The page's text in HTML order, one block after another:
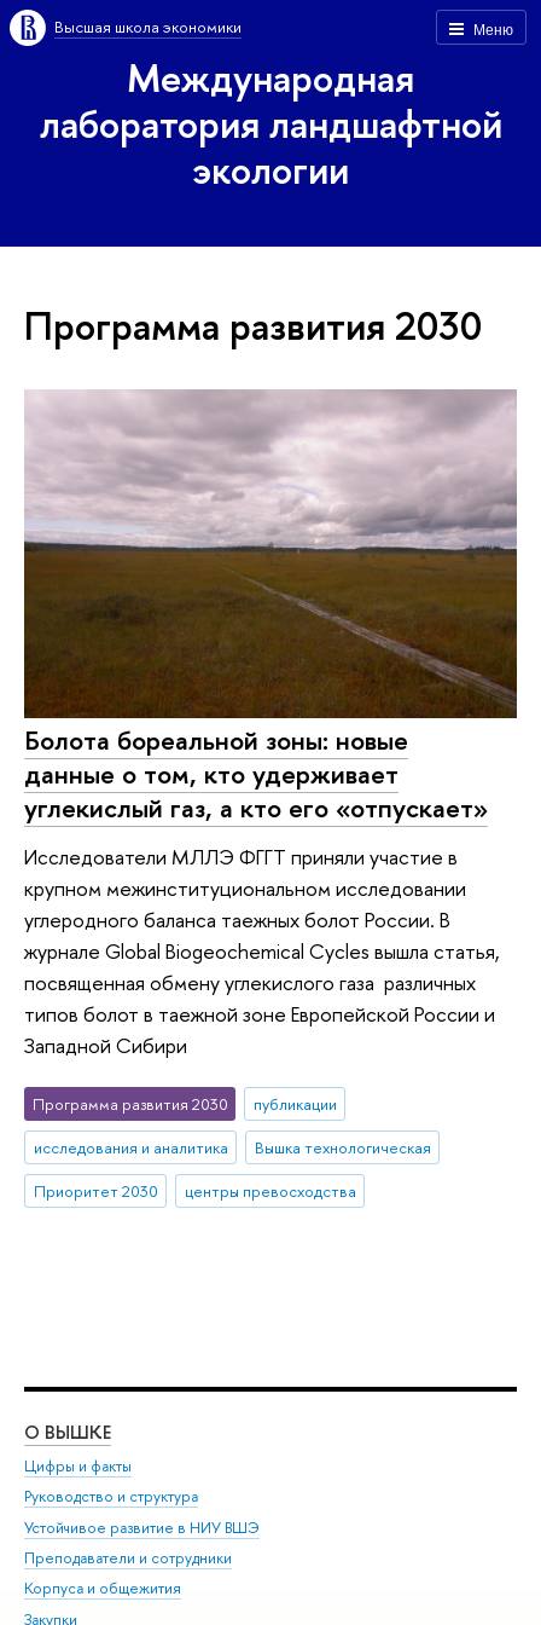
Меню
Высшая школа экономики
Международная
лаборатория ландшафтной
экологии
Программа развития 2030
Болота бореальной зоны: новые
данные о том, кто удерживает
углекислый газ, а кто его «отпускает»
Исследователи МЛЛЭ ФГГТ приняли участие в
крупном межинституциональном исследовании
углеродного баланса таежных болот России. В
журнале Global Biogeochemical Cycles вышла статья,
посвященная обмену углекислого газа различных
типов болот в таежной зоне Европейской России и
Западной Сибири
Программа развития 2030
публикации
исследования и аналитика
Вышка технологическая
Приоритет 2030
центры превосходства
О ВЫШКЕ
Цифры и факты
Руководство и структура
Устойчивое развитие в НИУ ВШЭ
Преподаватели и сотрудники
Корпуса и общежития
Закупки